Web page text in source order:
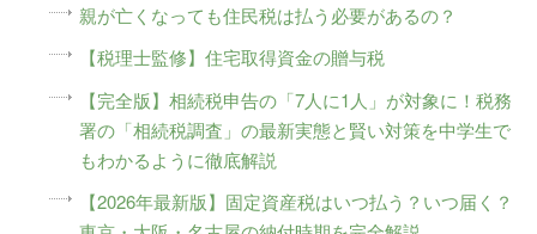
親が亡くなっても住民税は払う必要があるの？
【税理士監修】住宅取得資金の贈与税
【完全版】相続税申告の「7人に1人」が対象に！税務
署の「相続税調査」の最新実態と賢い対策を中学生で
もわかるように徹底解説
【2026年最新版】固定資産税はいつ払う？いつ届く？